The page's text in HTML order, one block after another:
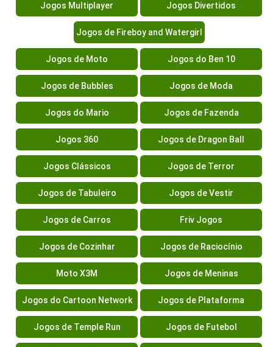
Jogos Multiplayer Jogos Divertidos
Jogos de Fireboy and Watergirl
Jogos de Moto Jogos do Ben 10
Jogos de Bubbles Jogos de Moda
Jogos do Mario Jogos de Fazenda
Jogos 360 Jogos de Dragon Ball
Jogos Clássicos Jogos de Terror
Jogos de Tabuleiro Jogos de Vestir
Jogos de Carros Friv Jogos
Jogos de Cozinhar Jogos de Raciocínio
Moto X3M Jogos de Meninas
Jogos do Cartoon Network Jogos de Plataforma
Jogos de Temple Run Jogos de Futebol